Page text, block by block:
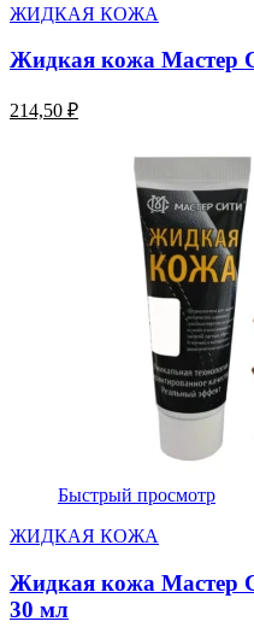
ЖИДКАЯ КОЖА
Жидкая кожа Мастер
214,50 ₽
Быстрый просмотр
ЖИДКАЯ КОЖА
Жидкая кожа Мастер
30 мл